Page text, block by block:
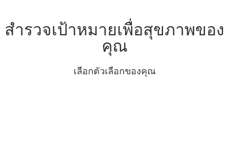
สํารวจเป้าหมายเพื่อสุขภาพของ
คุณ
เลือกตัวเลือกของคุณ